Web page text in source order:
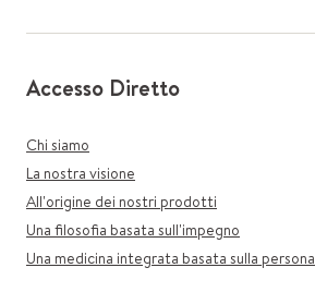
Accesso Diretto
Chi siamo
La nostra visione
All'origine dei nostri prodotti
Una filosofia basata sull'impegno
Una medicina integrata basata sulla persona